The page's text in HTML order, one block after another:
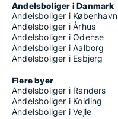
Andelsboliger i Danmark
Andelsboliger i København
Andelsboliger i Århus
Andelsboliger i Odense
Andelsboliger i Aalborg
Andelsboliger i Esbjerg
Flere byer
Andelsboliger i Randers
Andelsboliger i Kolding
Andelsboliger i Vejle